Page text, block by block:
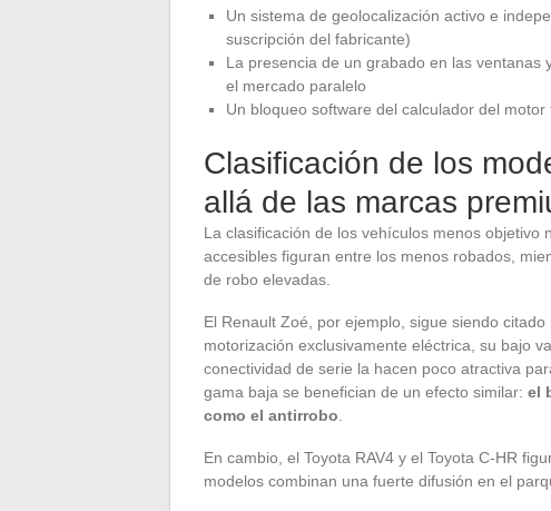
Un sistema de geolocalización activo e
suscripción del fabricante)
La presencia de un grabado en las ventanas
el mercado paralelo
Un bloqueo software del calculador del
Clasificación de los
allá de las marcas
La clasificación de los vehículos menos
accesibles figuran entre los menos robados,
de robo elevadas.
El Renault Zoé, por ejemplo, sigue siendo
motorización exclusivamente eléctrica, su bajo
conectividad de serie la hacen poco atractiva
gama baja se benefician de un efecto similar: el
como el antirrobo
En cambio, el Toyota RAV4 y el Toyota C-HR
modelos combinan una fuerte difusión en el